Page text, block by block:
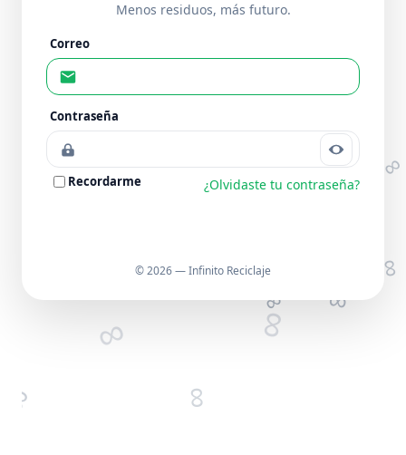
Menos residuos, más futuro.
Correo
Contraseña
Recordarme ¿Olvidaste tu contraseña?
© 2026 — Infinito Reciclaje